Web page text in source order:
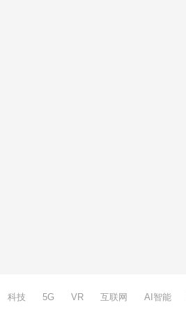
科技 5G VR 互联网 AI智能